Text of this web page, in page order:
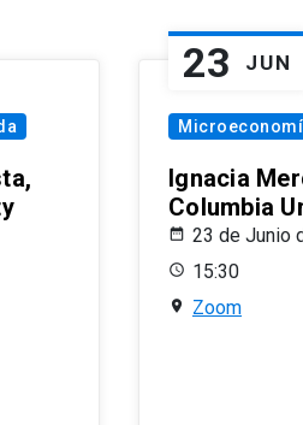
23 JUN
Ignacia
Columbia
23 de Junio
15:30
Zoom